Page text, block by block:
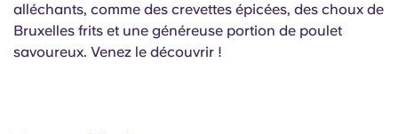
alléchants, comme des crevettes épicées, des choux de
Bruxelles frits et une généreuse portion de poulet
savoureux. Venez le découvrir !